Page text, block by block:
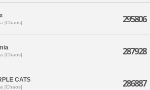
[Chaos] 295806
[Chaos] 287928
CATS
[Chaos] 286887